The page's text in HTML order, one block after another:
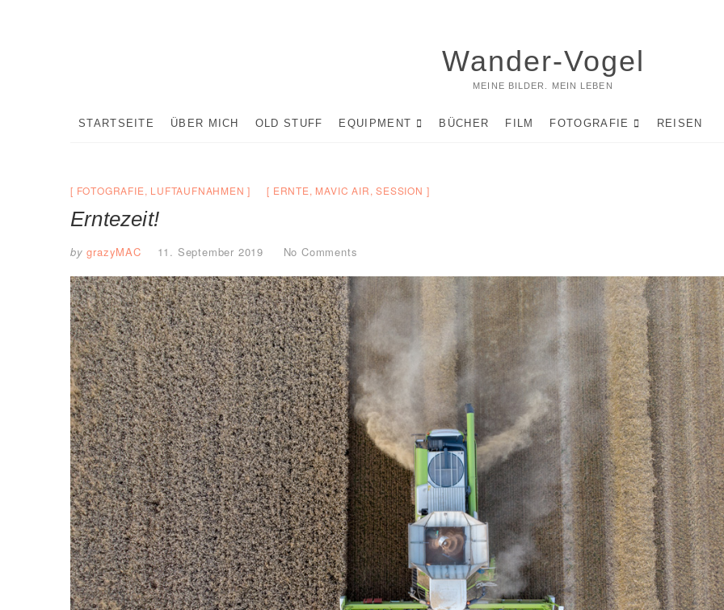
Wander-Vogel
MEINE BILDER. MEIN LEBEN
STARTSEITE ÜBER MICH OLD STUFF EQUIPMENT BÜCHER FILM FOTOGRAFIE REISEN
FOTOGRAFIE, LUFTAUFNAHMEN ERNTE, MAVIC AIR,SESSION
Erntezeit!
by grazyMAC 11. September 2019 No Comments